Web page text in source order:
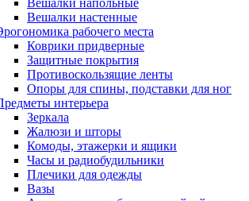
Вешалки напольные
Вешалки настенные
рабочего места
Коврики придверные
Защитные покрытия
Противоскользящие ленты
Опоры для спины, подставки для ног
интерьера
Зеркала
Жалюзи и шторы
Комоды, этажерки и ящики
Часы и радиобудильники
Плечики для одежды
Вазы